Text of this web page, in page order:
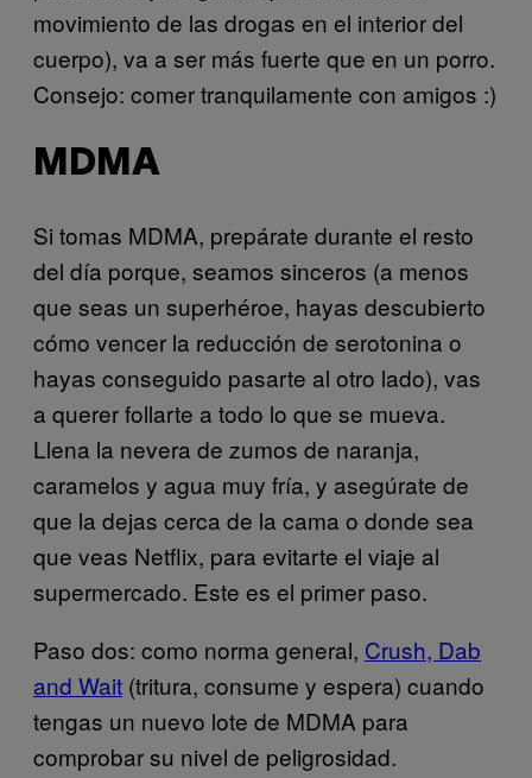
movimiento de las drogas en el interior del
cuerpo), va a ser más fuerte que en un porro.
Consejo: comer tranquilamente con amigos :)
MDMA
Si tomas MDMA, prepárate durante el resto
del día porque, seamos sinceros (a menos
que seas un superhéroe, hayas descubierto
cómo vencer la reducción de serotonina o
hayas conseguido pasarte al otro lado), vas
a querer follarte a todo lo que se mueva.
Llena la nevera de zumos de naranja,
caramelos y agua muy fría, y asegúrate de
que la dejas cerca de la cama o donde sea
que veas Netflix, para evitarte el viaje al
supermercado. Este es el primer paso.
Paso dos: como norma general, Crush, Dab
and Wait (tritura, consume y espera) cuando
tengas un nuevo lote de MDMA para
comprobar su nivel de peligrosidad.